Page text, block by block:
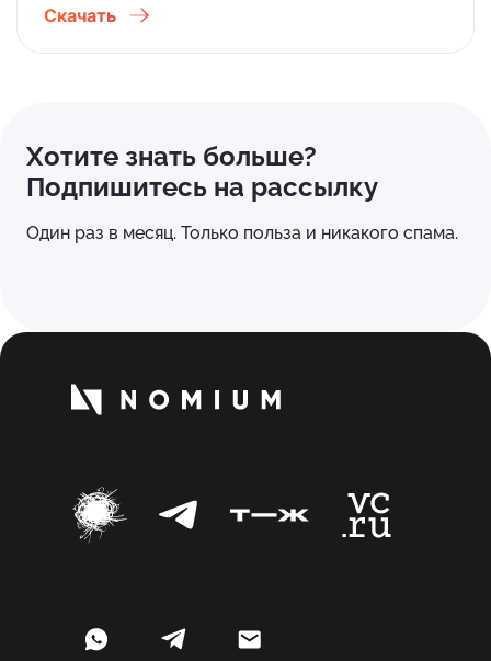
Скачать
Хотите знать больше?
Подпишитесь на рассылку
Один раз в месяц. Только польза и никакого спама.